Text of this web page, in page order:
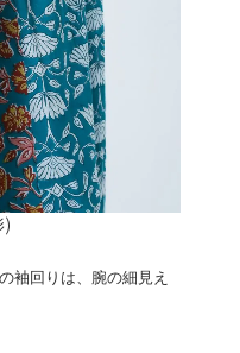
)
袖回りは、腕の細見え